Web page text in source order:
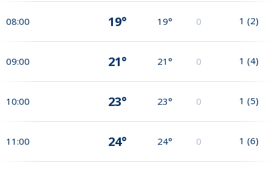
08:00 19° 19° 0 1 (2)
09:00 21° 21° 0 1 (4)
10:00 23° 23° 0 1 (5)
11:00 24° 24° 0 1 (6)